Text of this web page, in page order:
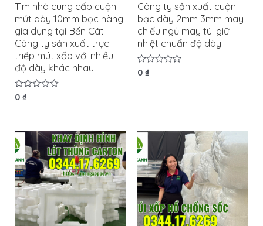
Tìm nhà cung cấp cuộn
mút dày 10mm bọc hàng
gia dụng tại Bến Cát –
Công ty sản xuất trực
triếp mút xốp với nhiều
độ dày khác nhau
Được
sao
0₫
Công ty sản xuất cuộn
bạc dày 2mm 3mm may
chiếu ngủ may túi giữ
nhiệt chuẩn độ dày
Được
0 ₫